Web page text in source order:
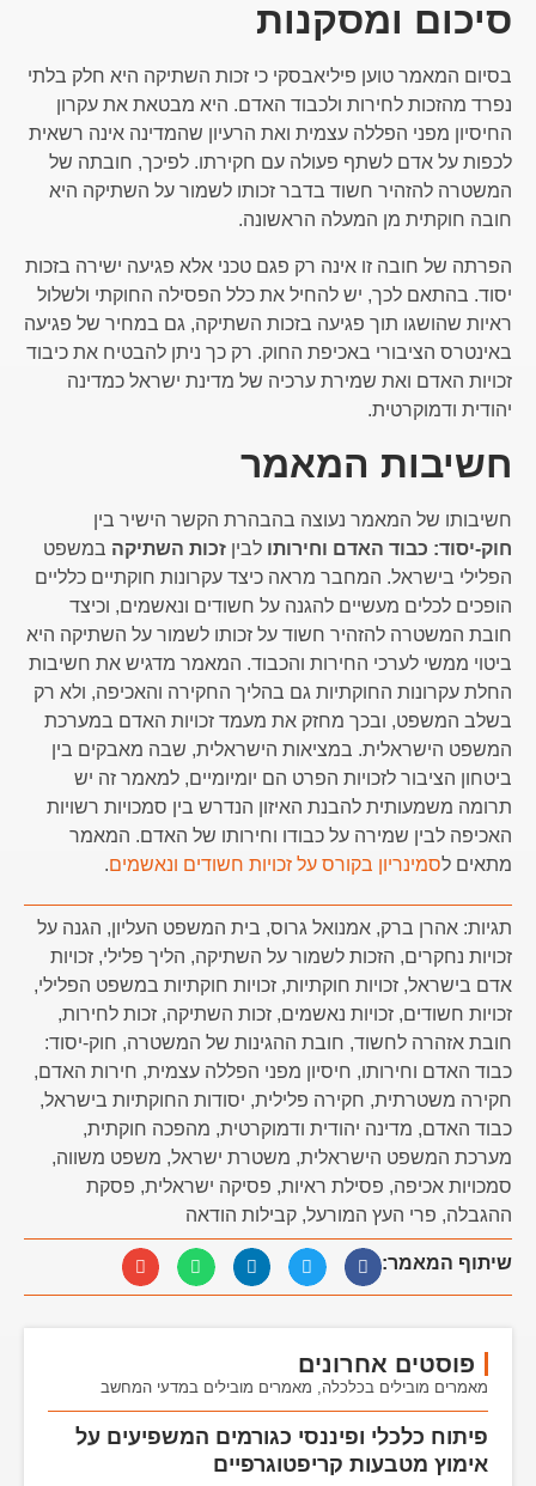
סיכום ומסקנות
בסיום המאמר טוען פיליאבסקי כי זכות השתיקה היא חלק בלתי
נפרד מהזכות לחירות ולכבוד האדם. היא מבטאת את עקרון
החיסיון מפני הפללה עצמית ואת הרעיון שהמדינה אינה רשאית
לכפות על אדם לשתף פעולה עם חקירתו. לפיכך, חובתה של
המשטרה להזהיר חשוד בדבר זכותו לשמור על השתיקה היא
חובה חוקתית מן המעלה הראשונה.
הפרתה של חובה זו אינה רק פגם טכני אלא פגיעה ישירה בזכות
יסוד. בהתאם לכך, יש להחיל את כלל הפסילה החוקתי ולשלול
ראיות שהושגו תוך פגיעה בזכות השתיקה, גם במחיר של פגיעה
באינטרס הציבורי באכיפת החוק. רק כך ניתן להבטיח את כיבוד
זכויות האדם ואת שמירת ערכיה של מדינת ישראל כמדינה
יהודית ודמוקרטית.
חשיבות המאמר
חשיבותו של המאמר נעוצה בהבהרת הקשר הישיר בין
חוק-יסוד: כבוד האדם וחירותו לבין זכות השתיקה במשפט
הפלילי בישראל. המחבר מראה כיצד עקרונות חוקתיים כלליים
הופכים לכלים מעשיים להגנה על חשודים ונאשמים, וכיצד
חובת המשטרה להזהיר חשוד על זכותו לשמור על השתיקה היא
ביטוי ממשי לערכי החירות והכבוד. המאמר מדגיש את חשיבות
החלת עקרונות החוקתיות גם בהליך החקירה והאכיפה, ולא רק
בשלב המשפט, ובכך מחזק את מעמד זכויות האדם במערכת
המשפט הישראלית. במציאות הישראלית, שבה מאבקים בין
ביטחון הציבור לזכויות הפרט הם יומיומיים, למאמר זה יש
תרומה משמעותית להבנת האיזון הנדרש בין סמכויות רשויות
האכיפה לבין שמירה על כבודו וחירותו של האדם. המאמר
מתאים לסמינריון בקורס על זכויות חשודים ונאשמים.
תגיות: אהרן ברק, אמנואל גרוס, בית המשפט העליון, הגנה על
זכויות נחקרים, הזכות לשמור על השתיקה, הליך פלילי, זכויות
אדם בישראל, זכויות חוקתיות, זכויות חוקתיות במשפט הפלילי,
זכויות חשודים, זכויות נאשמים, זכות השתיקה, זכות לחירות,
חובת אזהרה לחשוד, חובת ההגינות של המשטרה, חוק-יסוד:
כבוד האדם וחירותו, חיסיון מפני הפללה עצמית, חירות האדם,
חקירה משטרתית, חקירה פלילית, יסודות החוקתיות בישראל,
כבוד האדם, מדינה יהודית ודמוקרטית, מהפכה חוקתית,
מערכת המשפט הישראלית, משטרת ישראל, משפט משווה,
סמכויות אכיפה, פסילת ראיות, פסיקה ישראלית, פסקת
ההגבלה, פרי העץ המורעל, קבילות הודאה
שיתוף המאמר:
פוסטים אחרונים
מאמרים מובילים בכלכלה מאמרים מובילים במדעי המחשב
פיתוח כלכלי ופיננסי כגורמים המשפיעים על
אימוץ מטבעות קריפטוגרפיים